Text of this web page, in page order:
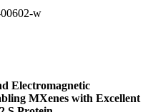
w
Electromagnetic
MXenes with Excellent